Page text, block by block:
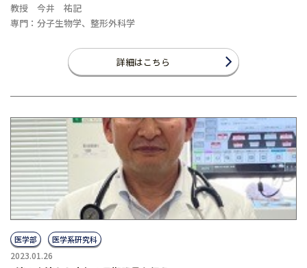
教授 今井 祐記
専門：分子生物学、整形外科学
詳細はこちら
医学部 医学系研究科
2023.01.26